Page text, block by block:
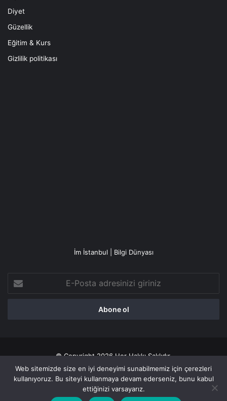
Diyet
Güzellik
Eğitim & Kurs
Gizlilik politikası
İm İstanbul | Bilgi Dünyası
Posta
adresinizi
© Copyright 2026 Her Hakkı Saklıdır.
Gizlilik politikası
Facebook
X YouTubeInstagram
Web sitemizde size en iyi deneyimi sunabilmemiz için çerezleri
kullanıyoruz. Bu siteyi kullanmaya devam ederseniz, bunu kabul
ettiğinizi varsayarız.